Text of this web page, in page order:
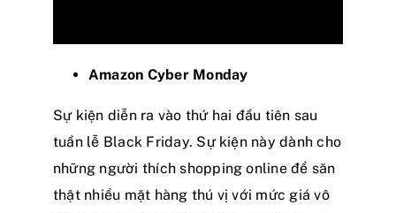
Amazon Cyber Monday
Sự kiện diễn ra vào thứ hai đầu tiên sau
tuần lễ Black Friday. Sự kiện này dành cho
những người thích shopping online để săn
thật nhiều mặt hàng thú vị với mức giá vô